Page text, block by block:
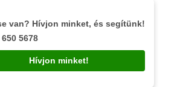
van? Hívjon minket, és segítünk!
5678
Hívjon minket!